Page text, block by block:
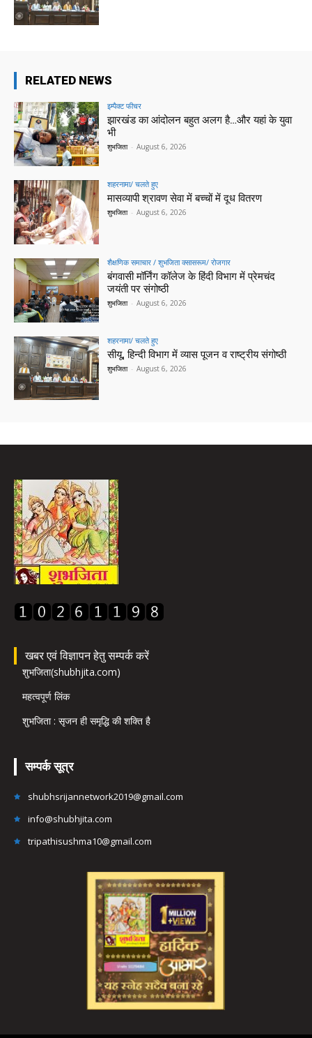
RELATED NEWS
इम्पैक्ट फीचर
झारखंड का आंदोलन बहुत अलग है…और यहां के युवा
भी
शुभजिता - August 6, 2026
शहरनामा/ चलते हुए
मासव्यापी श्रावण सेवा में बच्चों में दूध वितरण
शुभजिता - August 6, 2026
शैक्षणिक समाचार / शुभजिता क्सासरूम/ रोजगार
बंगवासी मॉर्निंग कॉलेज के हिंदी विभाग में प्रेमचंद
जयंती पर संगोष्ठी
शुभजिता - August 6, 2026
शहरनामा/ चलते हुए
सीयू, हिन्दी विभाग में व्यास पूजन व राष्ट्रीय संगोष्ठी
शुभजिता - August 6, 2026
खबर एवं विज्ञापन हेतु सम्पर्क करें
शुभजिता(shubhjita.com)
महत्वपूर्ण लिंक
शुभजिता : सृजन ही समृद्धि की शक्ति है
सम्पर्क सूत्र
shubhsrijannetwork2019@gmail.com
info@shubhjita.com
tripathisushma10@gmail.com